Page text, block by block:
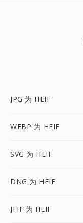
JPG 为 HEIF
WEBP 为 HEIF
SVG 为 HEIF
DNG 为 HEIF
JFIF 为 HEIF